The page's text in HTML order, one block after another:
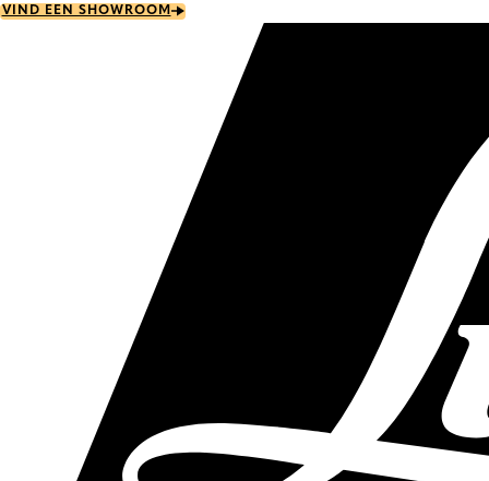
Skip
VIND EEN SHOWROOM